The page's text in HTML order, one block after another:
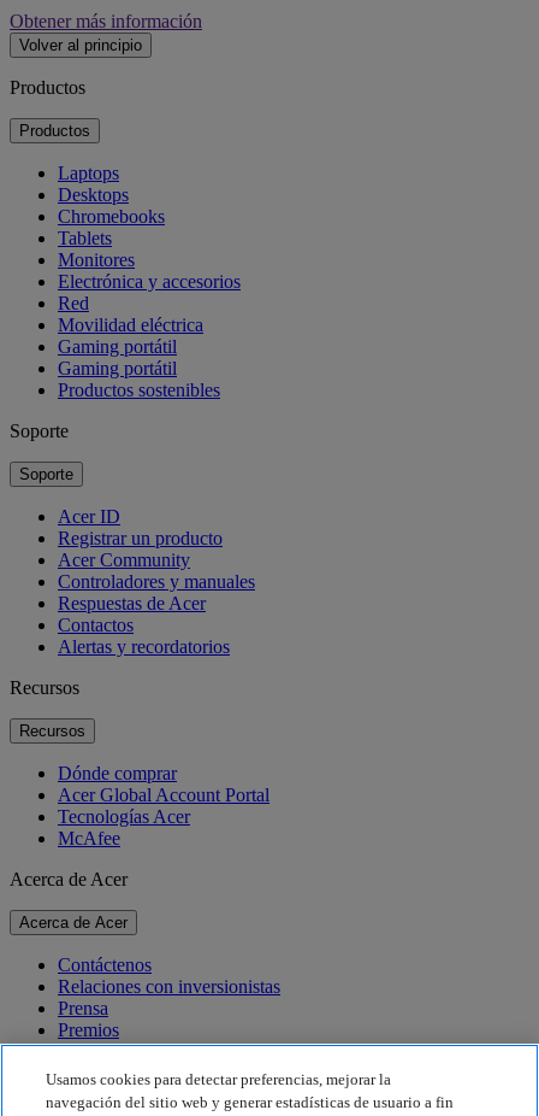
Obtener más información
Volver al principio
Productos
Productos
Laptops
Desktops
Chromebooks
Tablets
Monitores
Electrónica y accesorios
Red
Movilidad eléctrica
Gaming portátil
Gaming portátil
Productos sostenibles
Soporte
Soporte
Acer ID
Registrar un producto
Acer Community
Controladores y manuales
Respuestas de Acer
Contactos
Alertas y recordatorios
Recursos
Recursos
Dónde comprar
Acer Global Account Portal
Tecnologías Acer
McAfee
Acerca de Acer
Acerca de Acer
Contáctenos
Relaciones con inversionistas
Prensa
Premios
Eventos
Sostenibilidad
Usamos cookies para detectar preferencias, mejorar la
navegación del sitio web y generar estadísticas de usuario a fin